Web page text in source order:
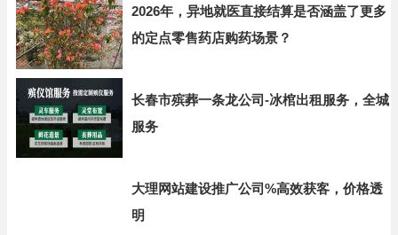
2026年，异地就医直接结算是否涵盖了更多
的定点零售药店购药场景？
长春市殡葬一条龙公司-冰棺出租服务，全城
服务
大理网站建设推广公司%高效获客，价格透
明